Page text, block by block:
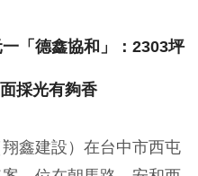
「德鑫協和」：2303坪
採光有夠香
鑫建設）在台中市西屯